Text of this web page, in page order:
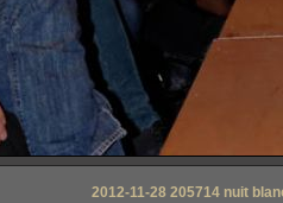
2012-11-28 205714 nuit